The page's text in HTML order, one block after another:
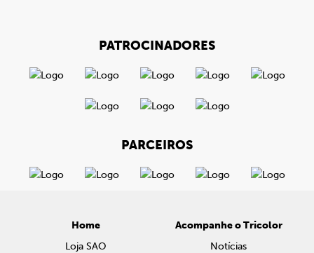
PATROCINADORES
PARCEIROS
Home
Loja SAO
Acompanhe o Tricolor
Notícias